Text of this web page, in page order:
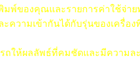
องคุณและรายการค่าใช้จ่าย
วามเข้ากันได้กับรุ่นของเครื่อ
ผลลัพธ์ที่คมชัดและมีความล